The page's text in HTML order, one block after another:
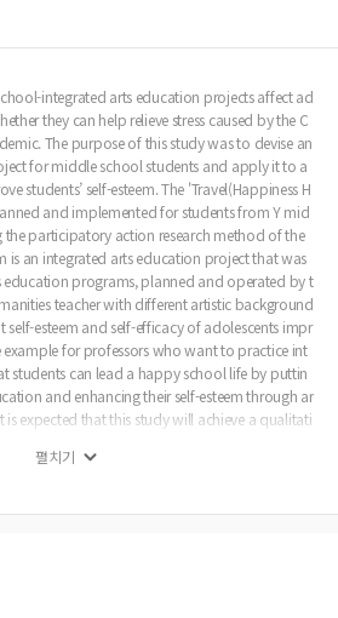
integrated arts education projects affect ad
they can help relieve stress caused by the C
The purpose of this study was to devise an
for middle school students and apply it to a
students’ self-esteem. The 'Travel(Happiness H
and implemented for students from Y mid
participatory action research method of the
is an integrated arts education project that was
education programs, planned and operated by t
teacher with different artistic background
self-esteem and self-efficacy of adolescents impr
example for professors who want to practice int
students can lead a happy school life by puttin
and enhancing their self-esteem through ar
is expected that this study will achieve a qualitati
펼치기